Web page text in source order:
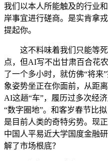
我们以本人所能触及的行业
岸事宜进行磋商。是实肯拿
提起你。
这不料味着我们只能等死
点，但AI写不出甘肃百合花
了一个多小时，就仿佛“将来
象姿势坐正在你面前，从距
AI这趟“车”，履历过多次经
“数字圈地”。和客岁春节比
是目前人类的奇特劣势。现
中国人平易近大学国度金融
解了市场根底？